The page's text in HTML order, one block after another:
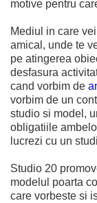
motive pentru
Mediul in care
amical, unde te
pe atingerea
desfasura
cand vorbim de
vorbim de un
studio si model,
obligatiile
lucrezi cu un
Studio 20
modelul poarta
care vorbeste si